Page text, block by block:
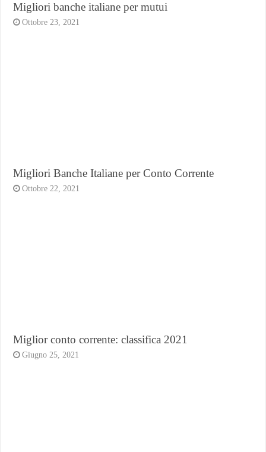
Migliori banche italiane per mutui
Ottobre 23, 2021
Migliori Banche Italiane per Conto Corrente
Ottobre 22, 2021
Miglior conto corrente: classifica 2021
Giugno 25, 2021